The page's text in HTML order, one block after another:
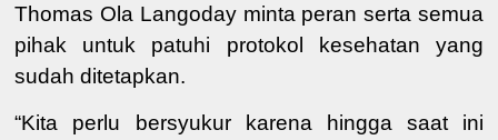
Thomas Ola Langoday minta peran serta semua
pihak untuk patuhi protokol kesehatan yang
sudah ditetapkan.
“Kita perlu bersyukur karena hingga saat ini